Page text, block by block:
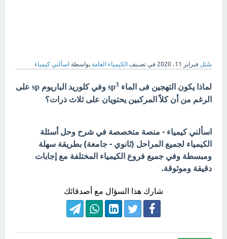
سُئل فبراير 11، 2020 في تصنيف الكيمياء العامة بواسطة اسألني كيمياء
لماذا يكون التهجين فى الماء sp 3
وفي كلوريد الباريوم sp على
الرغم من أن كلاً المركبين يحتويان على ثلاث ذرات؟
اسألني كيمياء - منصة متخصصة في شرح وحل أسئلة
الكيمياء لجميع المراحل (ثانوي - جامعة) بطريقة سهلة
ومبسطة وفي جميع فروع الكيمياء المختلفة مع إجابات
دقيقة وموثوقة.
شارك هذا السؤال مع أصدقائك